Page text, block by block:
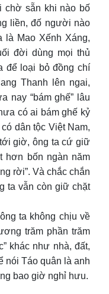
chờ sẵn khi nào bố
liền, đố người nào
Mao Xếnh Xáng,
đời dùng mọi thủ
để loại bỏ đồng chí
Thanh lên ngai,
nay “bám ghế” lâu
có ai bám ghế kỷ
dân tộc Việt Nam,
giờ, ông ta cứ giữ
hơn bốn ngàn năm
rời”. Và chắc chắn
ta vẫn còn giữ chặt
ta không chịu về
trăm phần trăm
khác như nhà, đất,
Táo quân là anh
bao giờ nghỉ hưu.